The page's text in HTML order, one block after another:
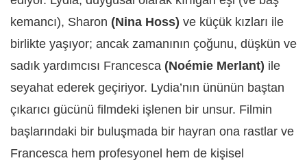
kemancı), Sharon (Nina Hoss) ve küçük kızları ile
birlikte yaşıyor; ancak zamanının çoğunu, düşkün ve
sadık yardımcısı Francesca (Noémie Merlant) ile
seyahat ederek geçiriyor. Lydia’nın ününün baştan
çıkarıcı gücünü filmdeki işlenen bir unsur. Filmin
başlarındaki bir buluşmada bir hayran ona rastlar ve
Francesca hem profesyonel hem de kişisel